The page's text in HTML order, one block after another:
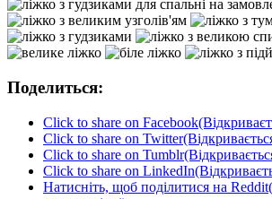
Поделиться:
Click to share on
Click to share on
Click to share on
Click to share on
Натисніть, щоб поділитися на